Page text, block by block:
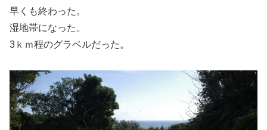
早くも終わった。
湿地帯になった。
3ｋｍ程のグラベルだった。